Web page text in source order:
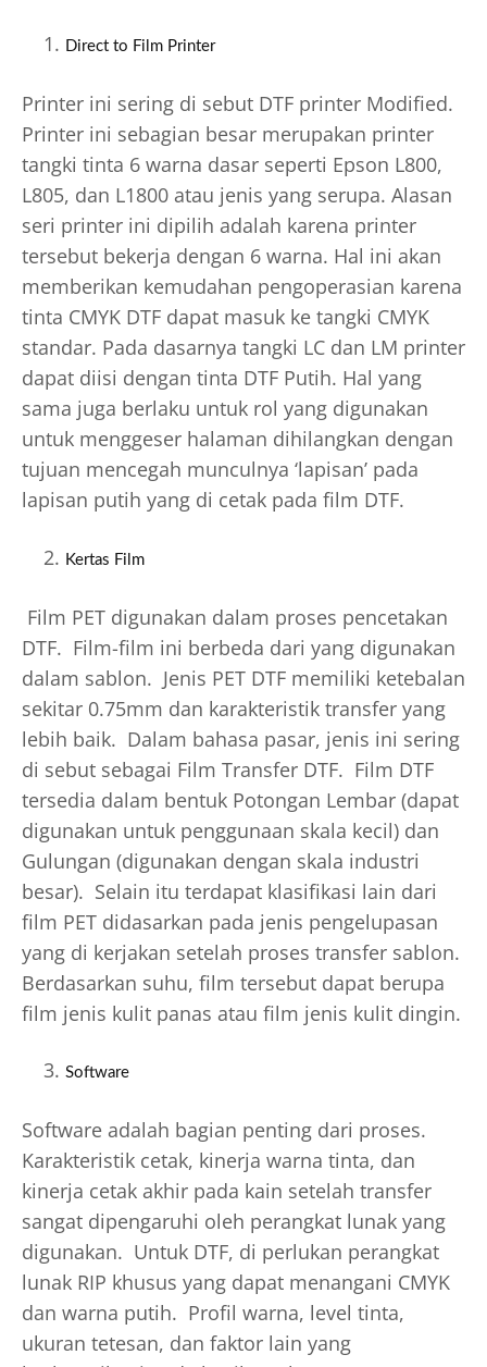
Direct to Film Printer
Printer ini sering di sebut DTF printer Modified.
Printer ini sebagian besar merupakan printer
tangki tinta 6 warna dasar seperti Epson L800,
L805, dan L1800 atau jenis yang serupa. Alasan
seri printer ini dipilih adalah karena printer
tersebut bekerja dengan 6 warna. Hal ini akan
memberikan kemudahan pengoperasian karena
tinta CMYK DTF dapat masuk ke tangki CMYK
standar. Pada dasarnya tangki LC dan LM printer
dapat diisi dengan tinta DTF Putih. Hal yang
sama juga berlaku untuk rol yang digunakan
untuk menggeser halaman dihilangkan dengan
tujuan mencegah munculnya ‘lapisan’ pada
lapisan putih yang di cetak pada film DTF.
Kertas Film
Film PET digunakan dalam proses pencetakan
DTF. Film-film ini berbeda dari yang digunakan
dalam sablon. Jenis PET DTF memiliki ketebalan
sekitar 0.75mm dan karakteristik transfer yang
lebih baik. Dalam bahasa pasar, jenis ini sering
di sebut sebagai Film Transfer DTF. Film DTF
tersedia dalam bentuk Potongan Lembar (dapat
digunakan untuk penggunaan skala kecil) dan
Gulungan (digunakan dengan skala industri
besar). Selain itu terdapat klasifikasi lain dari
film PET didasarkan pada jenis pengelupasan
yang di kerjakan setelah proses transfer sablon.
Berdasarkan suhu, film tersebut dapat berupa
film jenis kulit panas atau film jenis kulit dingin.
Software
Software adalah bagian penting dari proses.
Karakteristik cetak, kinerja warna tinta, dan
kinerja cetak akhir pada kain setelah transfer
sangat dipengaruhi oleh perangkat lunak yang
digunakan. Untuk DTF, di perlukan perangkat
lunak RIP khusus yang dapat menangani CMYK
dan warna putih. Profil warna, level tinta,
ukuran tetesan, dan faktor lain yang